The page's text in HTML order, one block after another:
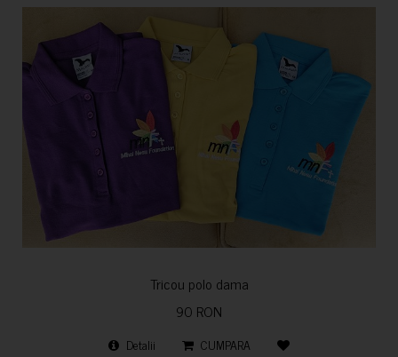
Tricou polo dama
90 RON
Detalii CUMPARA